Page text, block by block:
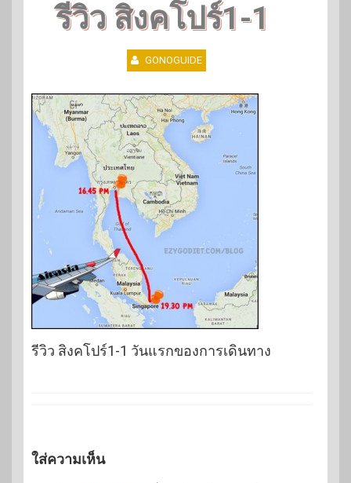
รีวิว สิงคโปร์1-1
GONOGUIDE
รีวิว สิงคโปร์1-1 วันแรกของการเดินทาง
ใส่ความเห็น